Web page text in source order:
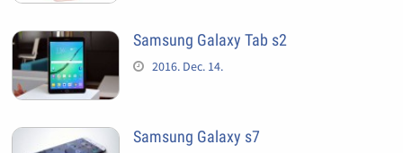
Samsung Galaxy Tab s2
2016. Dec. 14.
Samsung Galaxy s7